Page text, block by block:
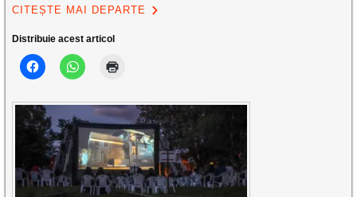
CITEȘTE MAI DEPARTE
Distribuie acest articol